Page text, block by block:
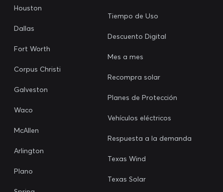
Houston
Dallas
Fort Worth
Corpus Christi
Galveston
Waco
McAllen
Arlington
Plano
Tiempo de Uso
Descuento Digital
Mes a mes
Recompra solar
Planes de Protección
Vehículos eléctricos
Respuesta a la demanda
Texas Wind
Texas Solar